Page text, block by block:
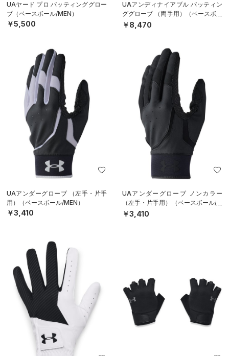
UAヤード プロ バッティンググロー
ブ（ベースボール/MEN）
￥5,500
UAアンディナイアブル バッティン
ググローブ （両手用）（ベースボー
ル/MEN）
￥8,470
UAアンダーグローブ （左手・片手
用）（ベースボール/MEN）
￥3,410
UAアンダーグローブ ノンカラー
（左手・片手用）（ベースボール/M
EN）
￥3,410